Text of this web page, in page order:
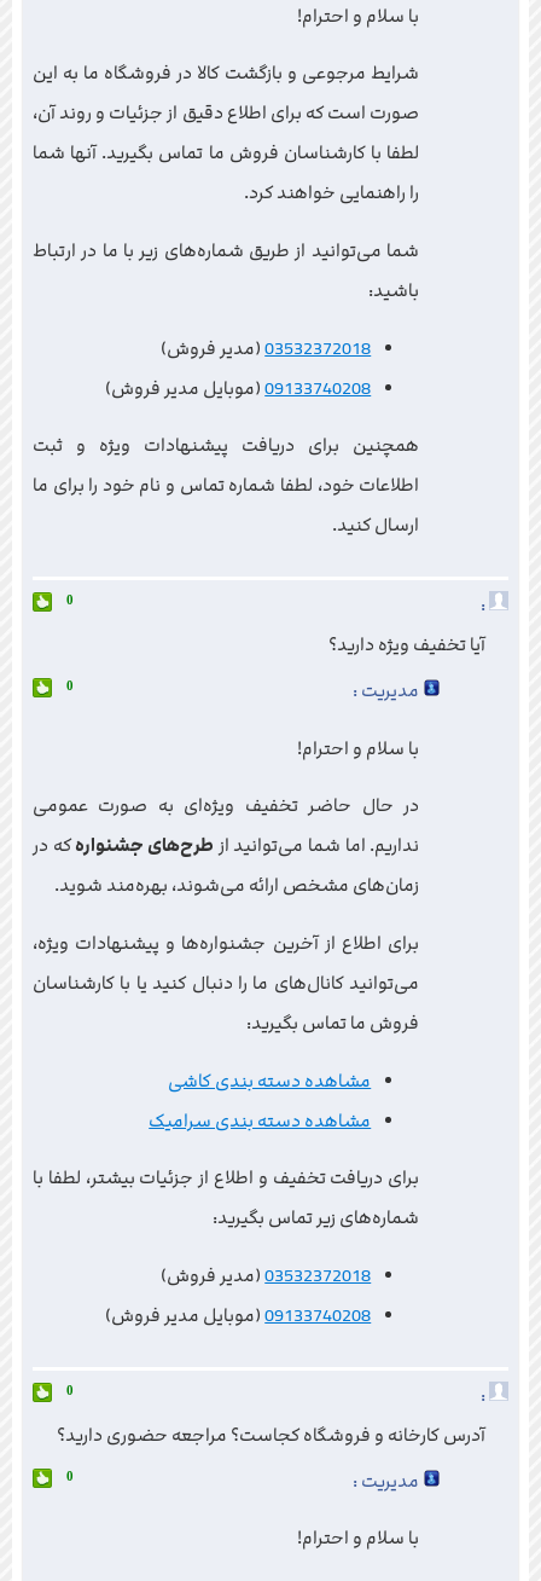
با سلام و احترام!
شرایط مرجوعی و بازگشت کالا در فروشگاه ما به این
صورت است که برای اطلاع دقیق از جزئیات و روند آن،
لطفا با کارشناسان فروش ما تماس بگیرید. آنها شما
را راهنمایی خواهند کرد.
شما می‌توانید از طریق شماره‌های زیر با ما در ارتباط
باشید:
03532372018(مدیر فروش)
09133740208(موبایل مدیر فروش)
همچنین برای دریافت پیشنهادات ویژه و ثبت
اطلاعات خود، لطفا شماره تماس و نام خود را برای ما
ارسال کنید.
:
0
آیا تخفیف ویژه دارید؟
مدیریت :
0
با سلام و احترام!
در حال حاضر تخفیف ویژه‌ای به صورت عمومی
نداریم. اما شما می‌توانید از طرح‌های جشنوارهکه در
زمان‌های مشخص ارائه می‌شوند، بهره‌مند شوید.
برای اطلاع از آخرین جشنواره‌ها و پیشنهادات ویژه،
می‌توانید کانال‌های ما را دنبال کنید یا با کارشناسان
فروش ما تماس بگیرید:
مشاهده دسته بندی کاشی
مشاهده دسته بندی سرامیک
برای دریافت تخفیف و اطلاع از جزئیات بیشتر، لطفا با
شماره‌های زیر تماس بگیرید:
03532372018(مدیر فروش)
09133740208(موبایل مدیر فروش)
:
0
آدرس کارخانه و فروشگاه کجاست؟ مراجعه حضوری دارید؟
مدیریت :
0
با سلام و احترام!